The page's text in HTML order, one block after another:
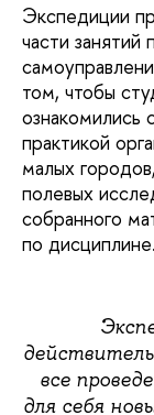
Экспедиции
части
том, чтобы
ознакомились
практикой
малых
полевых
собранного
по дисциплине.
все
для себя